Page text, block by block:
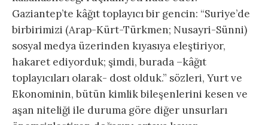
Gaziantep’te kâğıt toplayıcı bir gencin: “Suriye’de
birbirimizi (Arap-Kürt-Türkmen; Nusayri-Sünni)
sosyal medya üzerinden kıyasıya eleştiriyor,
hakaret ediyorduk; şimdi, burada –kâğıt
toplayıcıları olarak- dost olduk.” sözleri, Yurt ve
Ekonominin, bütün kimlik bileşenlerini kesen ve
aşan niteliği ile duruma göre diğer unsurları